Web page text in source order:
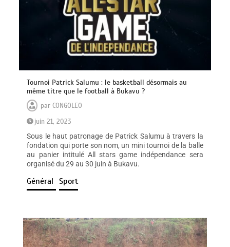
Tournoi Patrick Salumu : le basketball désormais au
même titre que le football à Bukavu ?
parCONGOLEO
juin 21, 2023
Sous le haut patronage de Patrick Salumu à travers la
fondation qui porte son nom, un mini tournoi de la balle
au panier intitulé All stars game indépendance sera
organisé du 29 au 30 juin à Bukavu.
Général Sport